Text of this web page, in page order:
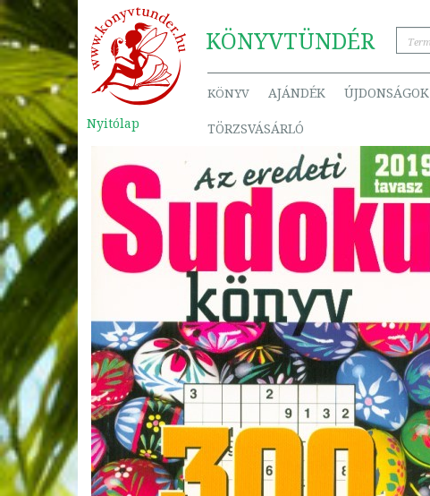
KÖNYVTÜNDÉR
KÖNYV AJÁNDÉK ÚJDONSÁGOK
TÖRZSVÁSÁRLÓ
Nyitólap